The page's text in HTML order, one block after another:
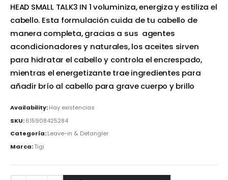
HEAD SMALL TALK3 IN 1 voluminiza, energiza y estiliza el
cabello. Esta formulación cuida de tu cabello de
manera completa, gracias a sus agentes
acondicionadores y naturales, los aceites sirven
para hidratar el cabello y controla el encrespado,
mientras el energetizante trae ingredientes para
añadir brío al cabello para grave cuerpo y brillo
Availability:Hay existencias
SKU:615908425284
Categoría:Leave-in & Detangler
Marca:Tigi